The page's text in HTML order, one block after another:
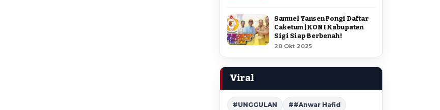
Samuel Yansen Pongi Daftar
Caketum | KONI Kabupaten
Sigi Siap Berbenah !
20 Okt 2025
Viral
#UNGGULAN ##Anwar Hafid